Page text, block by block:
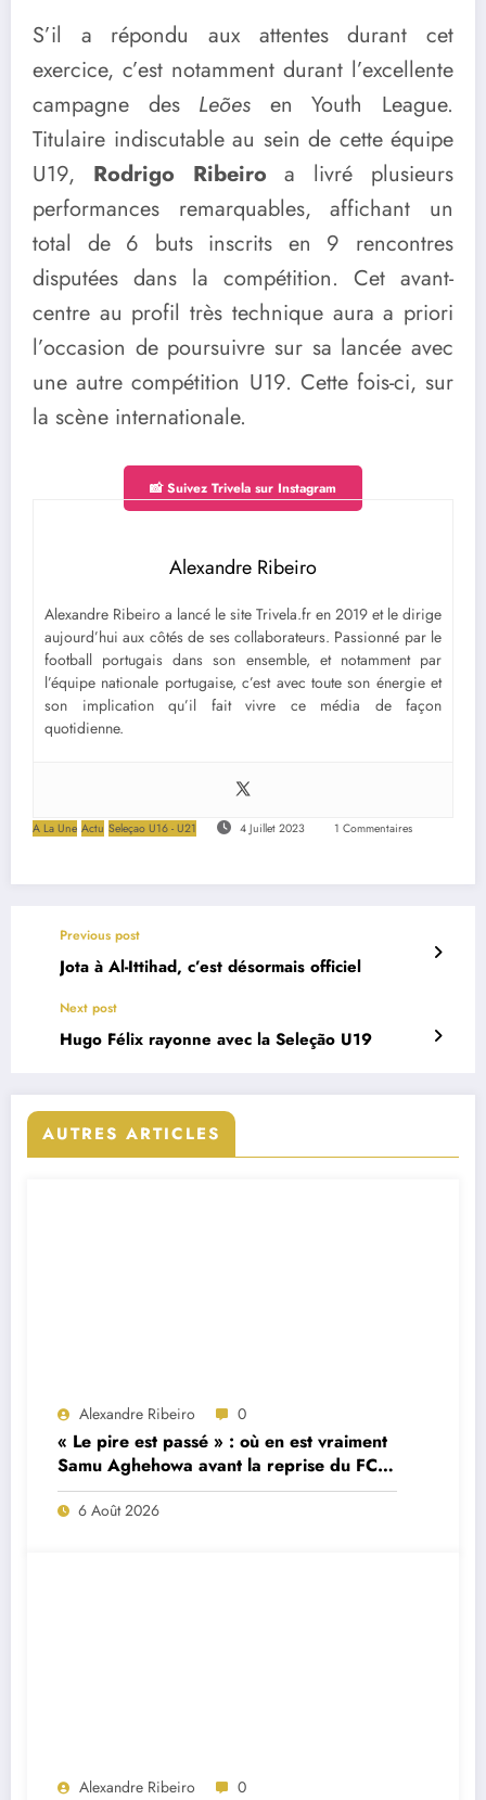
S’il a répondu aux attentes durant cet
exercice, c’est notamment durant l’excellente
campagne des Leões en Youth League.
Titulaire indiscutable au sein de cette équipe
U19, Rodrigo Ribeiro a livré plusieurs
performances remarquables, affichant un
total de 6 buts inscrits en 9 rencontres
disputées dans la compétition. Cet avant-
centre au profil très technique aura a priori
l’occasion de poursuivre sur sa lancée avec
une autre compétition U19. Cette fois-ci, sur
la scène internationale.
📸 Suivez Trivela sur Instagram
Alexandre Ribeiro
Alexandre Ribeiro a lancé le site Trivela.fr en 2019 et le dirige
aujourd’hui aux côtés de ses collaborateurs. Passionné par le
football portugais dans son ensemble, et notamment par
l’équipe nationale portugaise, c’est avec toute son énergie et
son implication qu’il fait vivre ce média de façon
quotidienne.
A La Une Actu Seleçao U16 - U21 4 Juillet 2023 1 Commentaires
Previous post
Jota à Al-Ittihad, c’est désormais officiel
Next post
Hugo Félix rayonne avec la Seleção U19
AUTRES ARTICLES
Alexandre Ribeiro 0
« Le pire est passé » : où en est vraiment
Samu Aghehowa avant la reprise du FC
Porto ?
6 Août 2026
Alexandre Ribeiro 0